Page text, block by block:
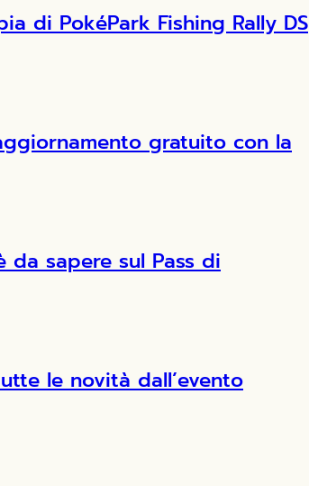
di PokéPark Fishing Rally DS
gratuito con la
da sapere sul Pass di
le novità dall’evento